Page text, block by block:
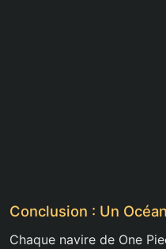
Conclusion : Un
Chaque navire de One